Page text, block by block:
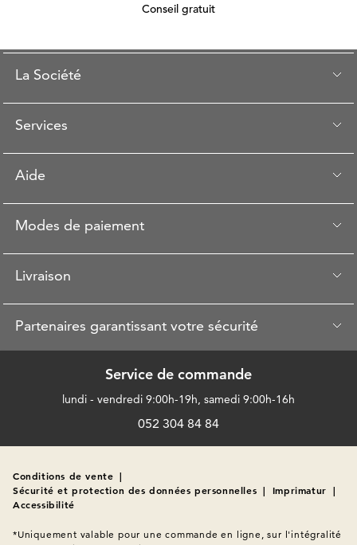
Conseil gratuit
La Société
Services
Aide
Modes de paiement
Livraison
Partenaires garantissant votre sécurité
Service de commande
lundi - vendredi 9:00h-19h, samedi 9:00h-16h
052 304 84 84
Conditions de vente |
Sécurité et protection des données personnelles | Imprimatur |
Accessibilité
*Uniquement valable pour une commande en ligne, sur l'intégralité